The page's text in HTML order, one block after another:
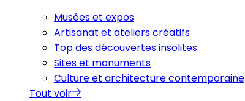
Musées et expos
Artisanat et ateliers créatifs
Top des découvertes insolites
Sites et monuments
Culture et architecture contemporaine
Tout voir